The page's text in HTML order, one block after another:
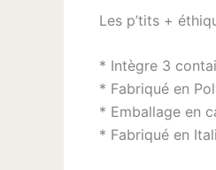
Les p’tits +
* Intègre 3
* Fabriqué en
* Emballage en
* Fabriqué en